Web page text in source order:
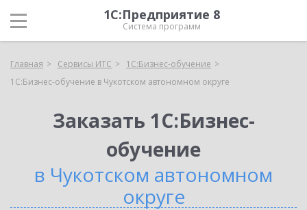
1С:Предприятие 8
Система программ
Главная Сервисы ИТС
1С:Бизнес-обучение
1С:Бизнес-обучение в Чукотском автономном округе
Заказать 1С:Бизнес-
обучение
в Чукотском автономном
округе